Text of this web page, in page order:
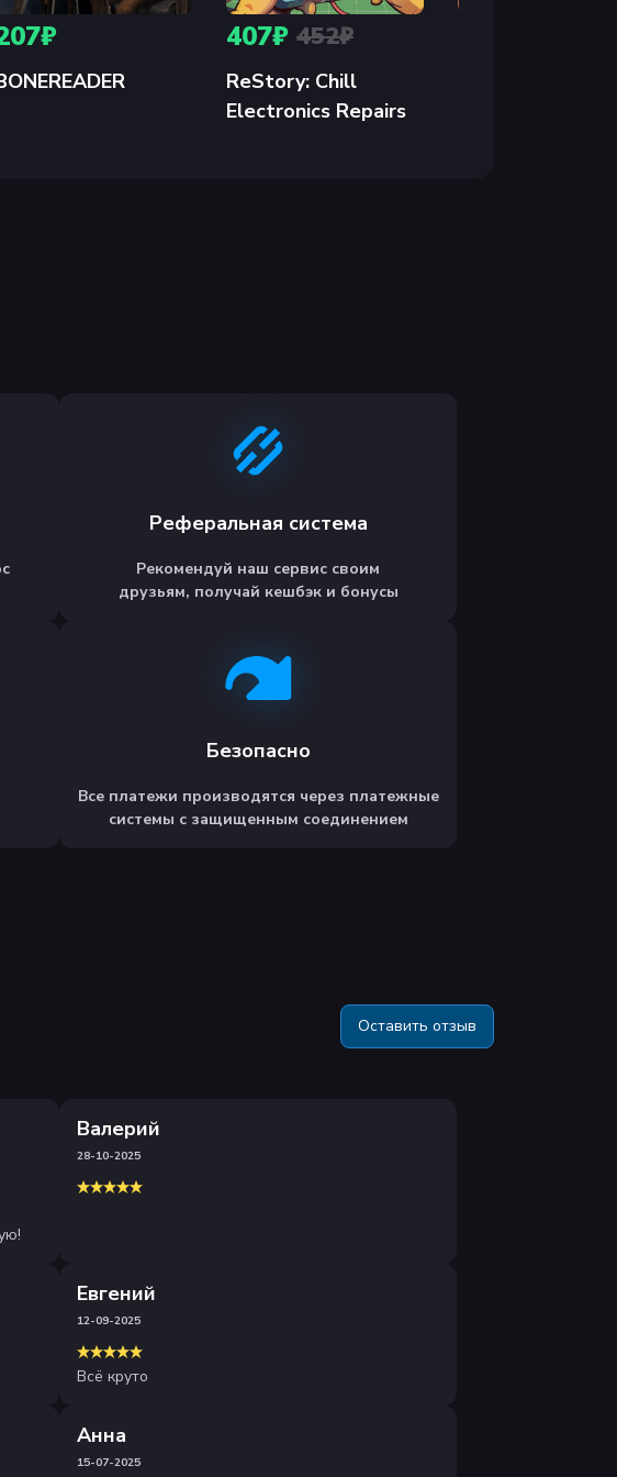
новые способности или расширить игру новыми
как команда спорит, чья очередь мыть посуду.
407₽ 452₽
ReStory: Chill
Electronics Repairs
Реферальная система
Рекомендуй наш сервис своим
друзьям, получай кешбэк и бонусы
Безопасно
Все платежи производятся через платежные
системы с защищенным соединением
Оставить отзыв
Валерий
28-10-2025
Евгений
12-09-2025
Всё круто
Анна
15-07-2025